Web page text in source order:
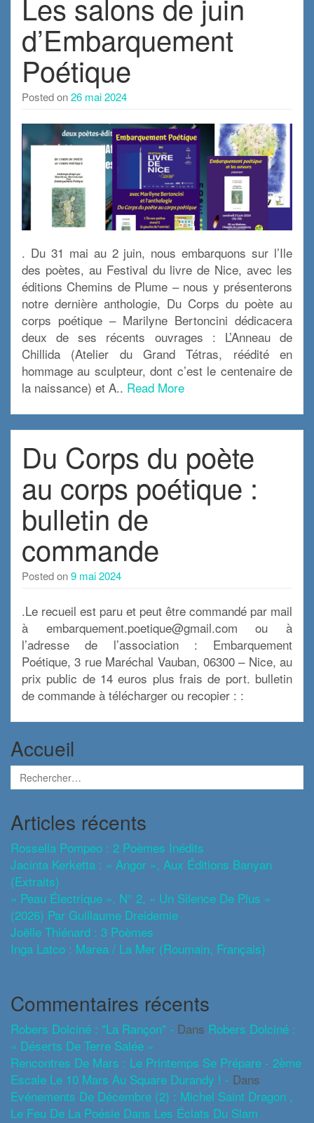
Les salons de juin
d’Embarquement
Poétique
Posted on26 mai 2024
. Du 31 mai au 2 juin, nous embarquons sur l’Ile
des poètes, au Festival du livre de Nice, avec les
éditions Chemins de Plume – nous y présenterons
notre dernière anthologie, Du Corps du poète au
corps poétique – Marilyne Bertoncini dédicacera
deux de ses récents ouvrages : L’Anneau de
Chillida (Atelier du Grand Tétras, réédité en
hommage au sculpteur, dont c’est le centenaire de
la naissance) et A.. Read More
Du Corps du poète
au corps poétique :
bulletin de
commande
Posted on9 mai 2024
.Le recueil est paru et peut être commandé par mail
à embarquement.poetique@gmail.com ou à
l’adresse de l’association : Embarquement
Poétique, 3 rue Maréchal Vauban, 06300 – Nice, au
prix public de 14 euros plus frais de port. bulletin
de commande à télécharger ou recopier : :
Accueil
Articles récents
Rossella Pompeo : 2 Poèmes Inédits
Jacinta Kerketta : « Angor », Aux Éditions Banyan
(extraits)
« Peau Électrique », N° 2, « Un Silence De Plus »
(2026) Par Guillaume Dreidemie
Joëlle Thiénard : 3 Poèmes
Inga Latco : Marea / La Mer (roumain, Français)
Commentaires récents
Robers Dolciné : "La Rançon" - Dans Robers Dolciné :
« Déserts De Terre Salée »
Rencontres De Mars : Le Printemps Se Prépare - 2ème
Escale Le 10 Mars Au Square Durandy ! - Dans
Evénements De Décembre (2) : Michel Saint Dragon ,
Le Feu De La Poésie Dans Les Éclats Du Slam